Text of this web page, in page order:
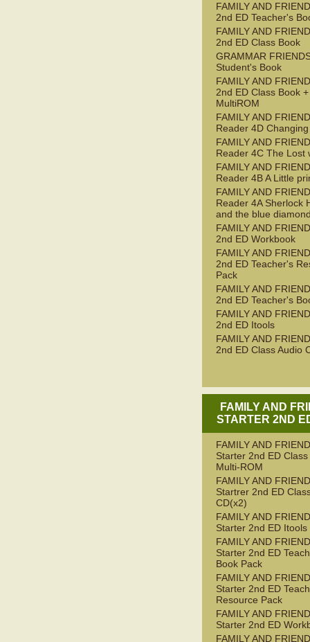
FAMILY AND
2nd ED Teacher's
FAMILY AND
2nd ED Class Book
GRAMMAR
Student's Book
FAMILY AND
2nd ED Class Book +
MultiROM
FAMILY AND
Reader 4D
FAMILY AND
Reader 4C The Lost
FAMILY AND
Reader 4B A Little
FAMILY AND
Reader 4A Sherlock
and the blue
FAMILY AND
2nd ED Workbook
FAMILY AND
2nd ED Teacher's
Pack
FAMILY AND
2nd ED Teacher's
FAMILY AND
2nd ED Itools
FAMILY AND
2nd ED Class Audio
FAMILY AND
STARTER 2ND
FAMILY AND
Starter 2nd ED
Multi-ROM
FAMILY AND
Startrer 2nd ED
CD(x2)
FAMILY AND
Starter 2nd ED Itools
FAMILY AND
Starter 2nd ED
Book Pack
FAMILY AND
Starter 2nd ED
Resource Pack
FAMILY AND
Starter 2nd ED
FAMILY AND